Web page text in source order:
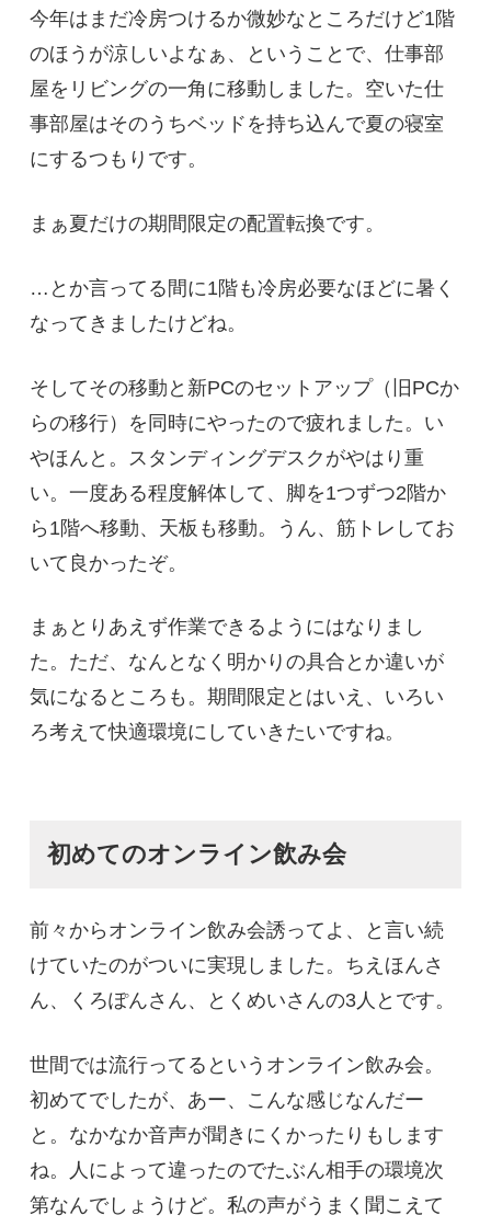
今年はまだ冷房つけるか微妙なところだけど1階
のほうが涼しいよなぁ、ということで、仕事部
屋をリビングの一角に移動しました。空いた仕
事部屋はそのうちベッドを持ち込んで夏の寝室
にするつもりです。
まぁ夏だけの期間限定の配置転換です。
…とか言ってる間に1階も冷房必要なほどに暑く
なってきましたけどね。
そしてその移動と新PCのセットアップ（旧PCか
らの移行）を同時にやったので疲れました。い
やほんと。スタンディングデスクがやはり重
い。一度ある程度解体して、脚を1つずつ2階か
ら1階へ移動、天板も移動。うん、筋トレしてお
いて良かったぞ。
まぁとりあえず作業できるようにはなりまし
た。ただ、なんとなく明かりの具合とか違いが
気になるところも。期間限定とはいえ、いろい
ろ考えて快適環境にしていきたいですね。
初めてのオンライン飲み会
前々からオンライン飲み会誘ってよ、と言い続
けていたのがついに実現しました。ちえほんさ
ん、くろぽんさん、とくめいさんの3人とです。
世間では流行ってるというオンライン飲み会。
初めてでしたが、あー、こんな感じなんだー
と。なかなか音声が聞きにくかったりもします
ね。人によって違ったのでたぶん相手の環境次
第なんでしょうけど。私の声がうまく聞こえて